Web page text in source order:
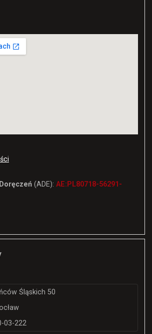
(ADE): AE:PL80718-56291-
Śląskich 50
03-222